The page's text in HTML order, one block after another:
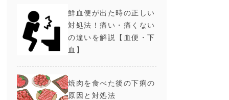
鮮血便が出た時の正しい
対処法！痛い・痛くない
の違いを解説【血便・下
血】
焼肉を食べた後の下痢の
原因と対処法